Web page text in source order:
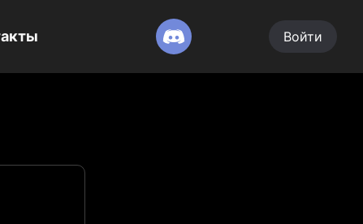
Войти